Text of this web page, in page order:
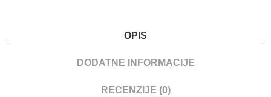
OPIS
DODATNE INFORMACIJE
RECENZIJE (0)